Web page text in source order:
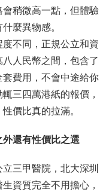
稍微高一點，但體驗
麼異物感。
不同，正規公立和資
人民幣之間，包含了
費用，不會中途給你
三四萬港紙的報價，
價比真的拉滿。
還有性價比之選
三甲醫院，北大深圳
資質完全不用擔心，